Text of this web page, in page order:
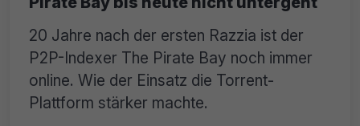
20 Jahre nach der ersten Razzia ist der
P2P-Indexer The Pirate Bay noch immer
online. Wie der Einsatz die Torrent-
Plattform stärker machte.